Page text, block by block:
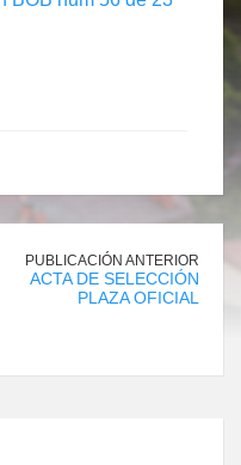
PUBLICACIÓN ANTERIOR
ACTA DE SELECCIÓN
PLAZA OFICIAL